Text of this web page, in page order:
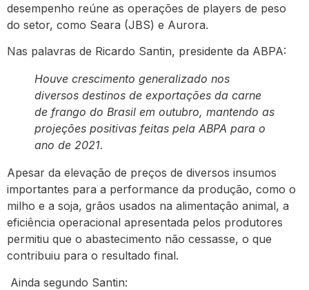
desempenho reúne as operações de players de peso
do setor, como Seara (JBS) e Aurora.
Nas palavras de Ricardo Santin, presidente da ABPA:
Houve crescimento generalizado nos
diversos destinos de exportações da carne
de frango do Brasil em outubro, mantendo as
projeções positivas feitas pela ABPA para o
ano de 2021.
Apesar da elevação de preços de diversos insumos
importantes para a performance da produção, como o
milho e a soja, grãos usados na alimentação animal, a
eficiência operacional apresentada pelos produtores
permitiu que o abastecimento não cessasse, o que
contribuiu para o resultado final.
Ainda segundo Santin: